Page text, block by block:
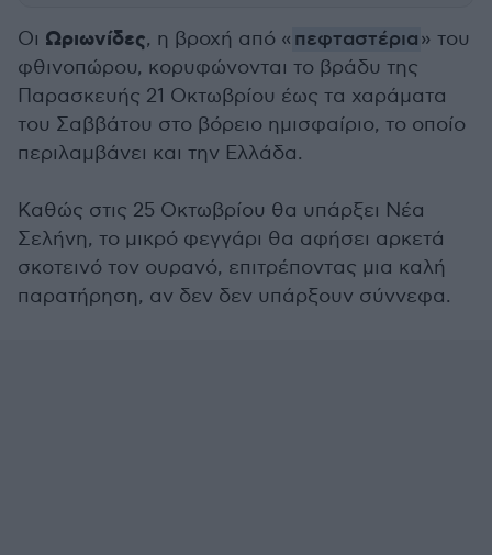
Οι Ωριωνίδες, η βροχή από « πεφταστέρια» του
φθινοπώρου, κορυφώνονται το βράδυ της
Παρασκευής 21 Οκτωβρίου έως τα χαράματα
του Σαββάτου στο βόρειο ημισφαίριο, το οποίο
περιλαμβάνει και την Ελλάδα.
Καθώς στις 25 Οκτωβρίου θα υπάρξει Νέα
Σελήνη, το μικρό φεγγάρι θα αφήσει αρκετά
σκοτεινό τον ουρανό, επιτρέποντας μια καλή
παρατήρηση, αν δεν δεν υπάρξουν σύννεφα.